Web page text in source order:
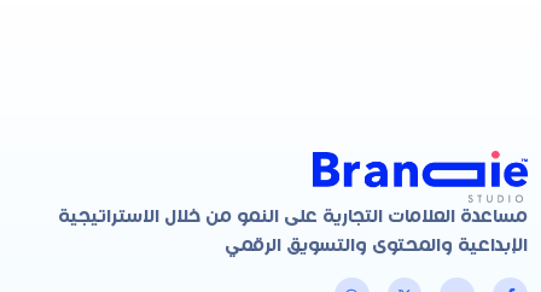
مساعدة العلامات التجارية على النمو من خلال الاستراتيجية
الإبداعية والمحتوى والتسويق الرقمي